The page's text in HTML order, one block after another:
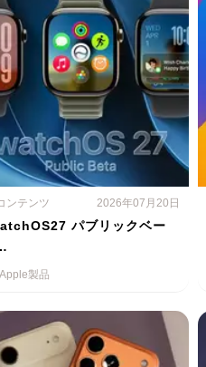
ンテンツ 2026年07月20日
パブリックベー
Apple製品